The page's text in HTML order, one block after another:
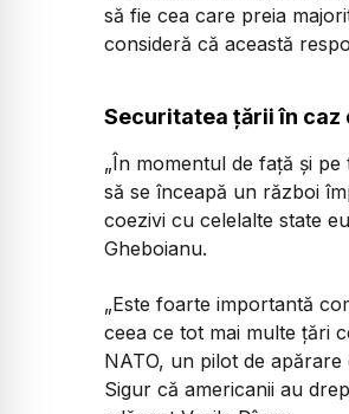
să fie cea care preia
consideră că această
Securitatea țării în
„În momentul de față și
să se înceapă un război
coezivi cu celelalte state
Gheboianu.
„Este foarte importantă
ceea ce tot mai multe țări
NATO, un pilot de
Sigur că americanii au